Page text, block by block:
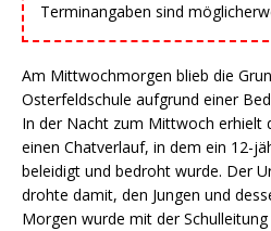
Terminangaben sind
Am Mittwochmorgen blieb die
Osterfeldschule aufgrund einer
In der Nacht zum Mittwoch erhielt
einen Chatverlauf, in dem ein 12-
beleidigt und bedroht wurde. Der
drohte damit, den Jungen und
Morgen wurde mit der